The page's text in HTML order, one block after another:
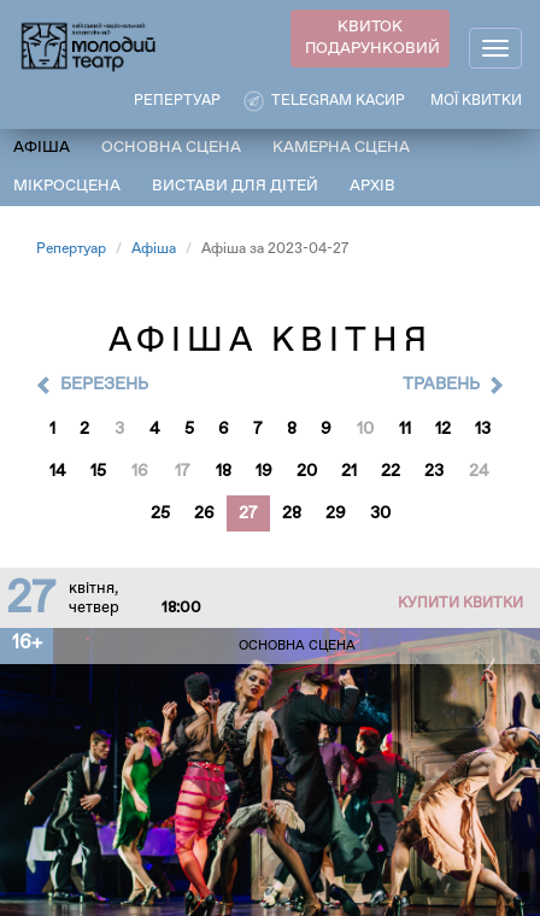
основного
КВИТОК
ПОДАРУНКОВИЙ
МОЇ КВИТКИ
TELEGRAM КАСИР
РЕПЕРТУАР
АФІША ОСНОВНА СЦЕНА КАМЕРНА СЦЕНА
МІКРОСЦЕНА ВИСТАВИ ДЛЯ ДІТЕЙ АРХІВ
Репертуар Афіша Афіша за 2023-04-27
АФІША КВІТНЯ
БЕРЕЗЕНЬ
1 2 3 4 5 6 7 8 9 10 11 12 13
14 15 16 17 18 19 20 21 22 23 24
25 26 27 28 29 30
ТРАВЕНЬ
27
квітня,
четвер
18:00 КУПИТИ КВИТКИ
16+ ОСНОВНА СЦЕНА